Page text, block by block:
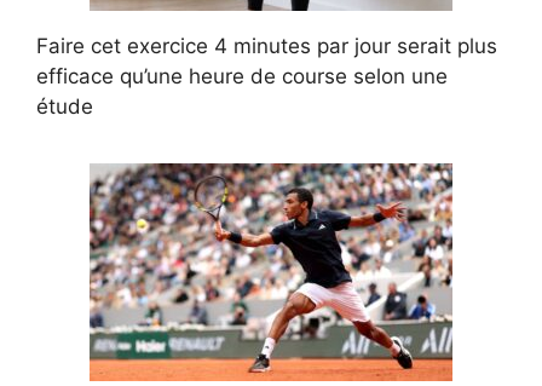
Faire cet exercice 4 minutes par jour serait plus
efficace qu’une heure de course selon une
étude